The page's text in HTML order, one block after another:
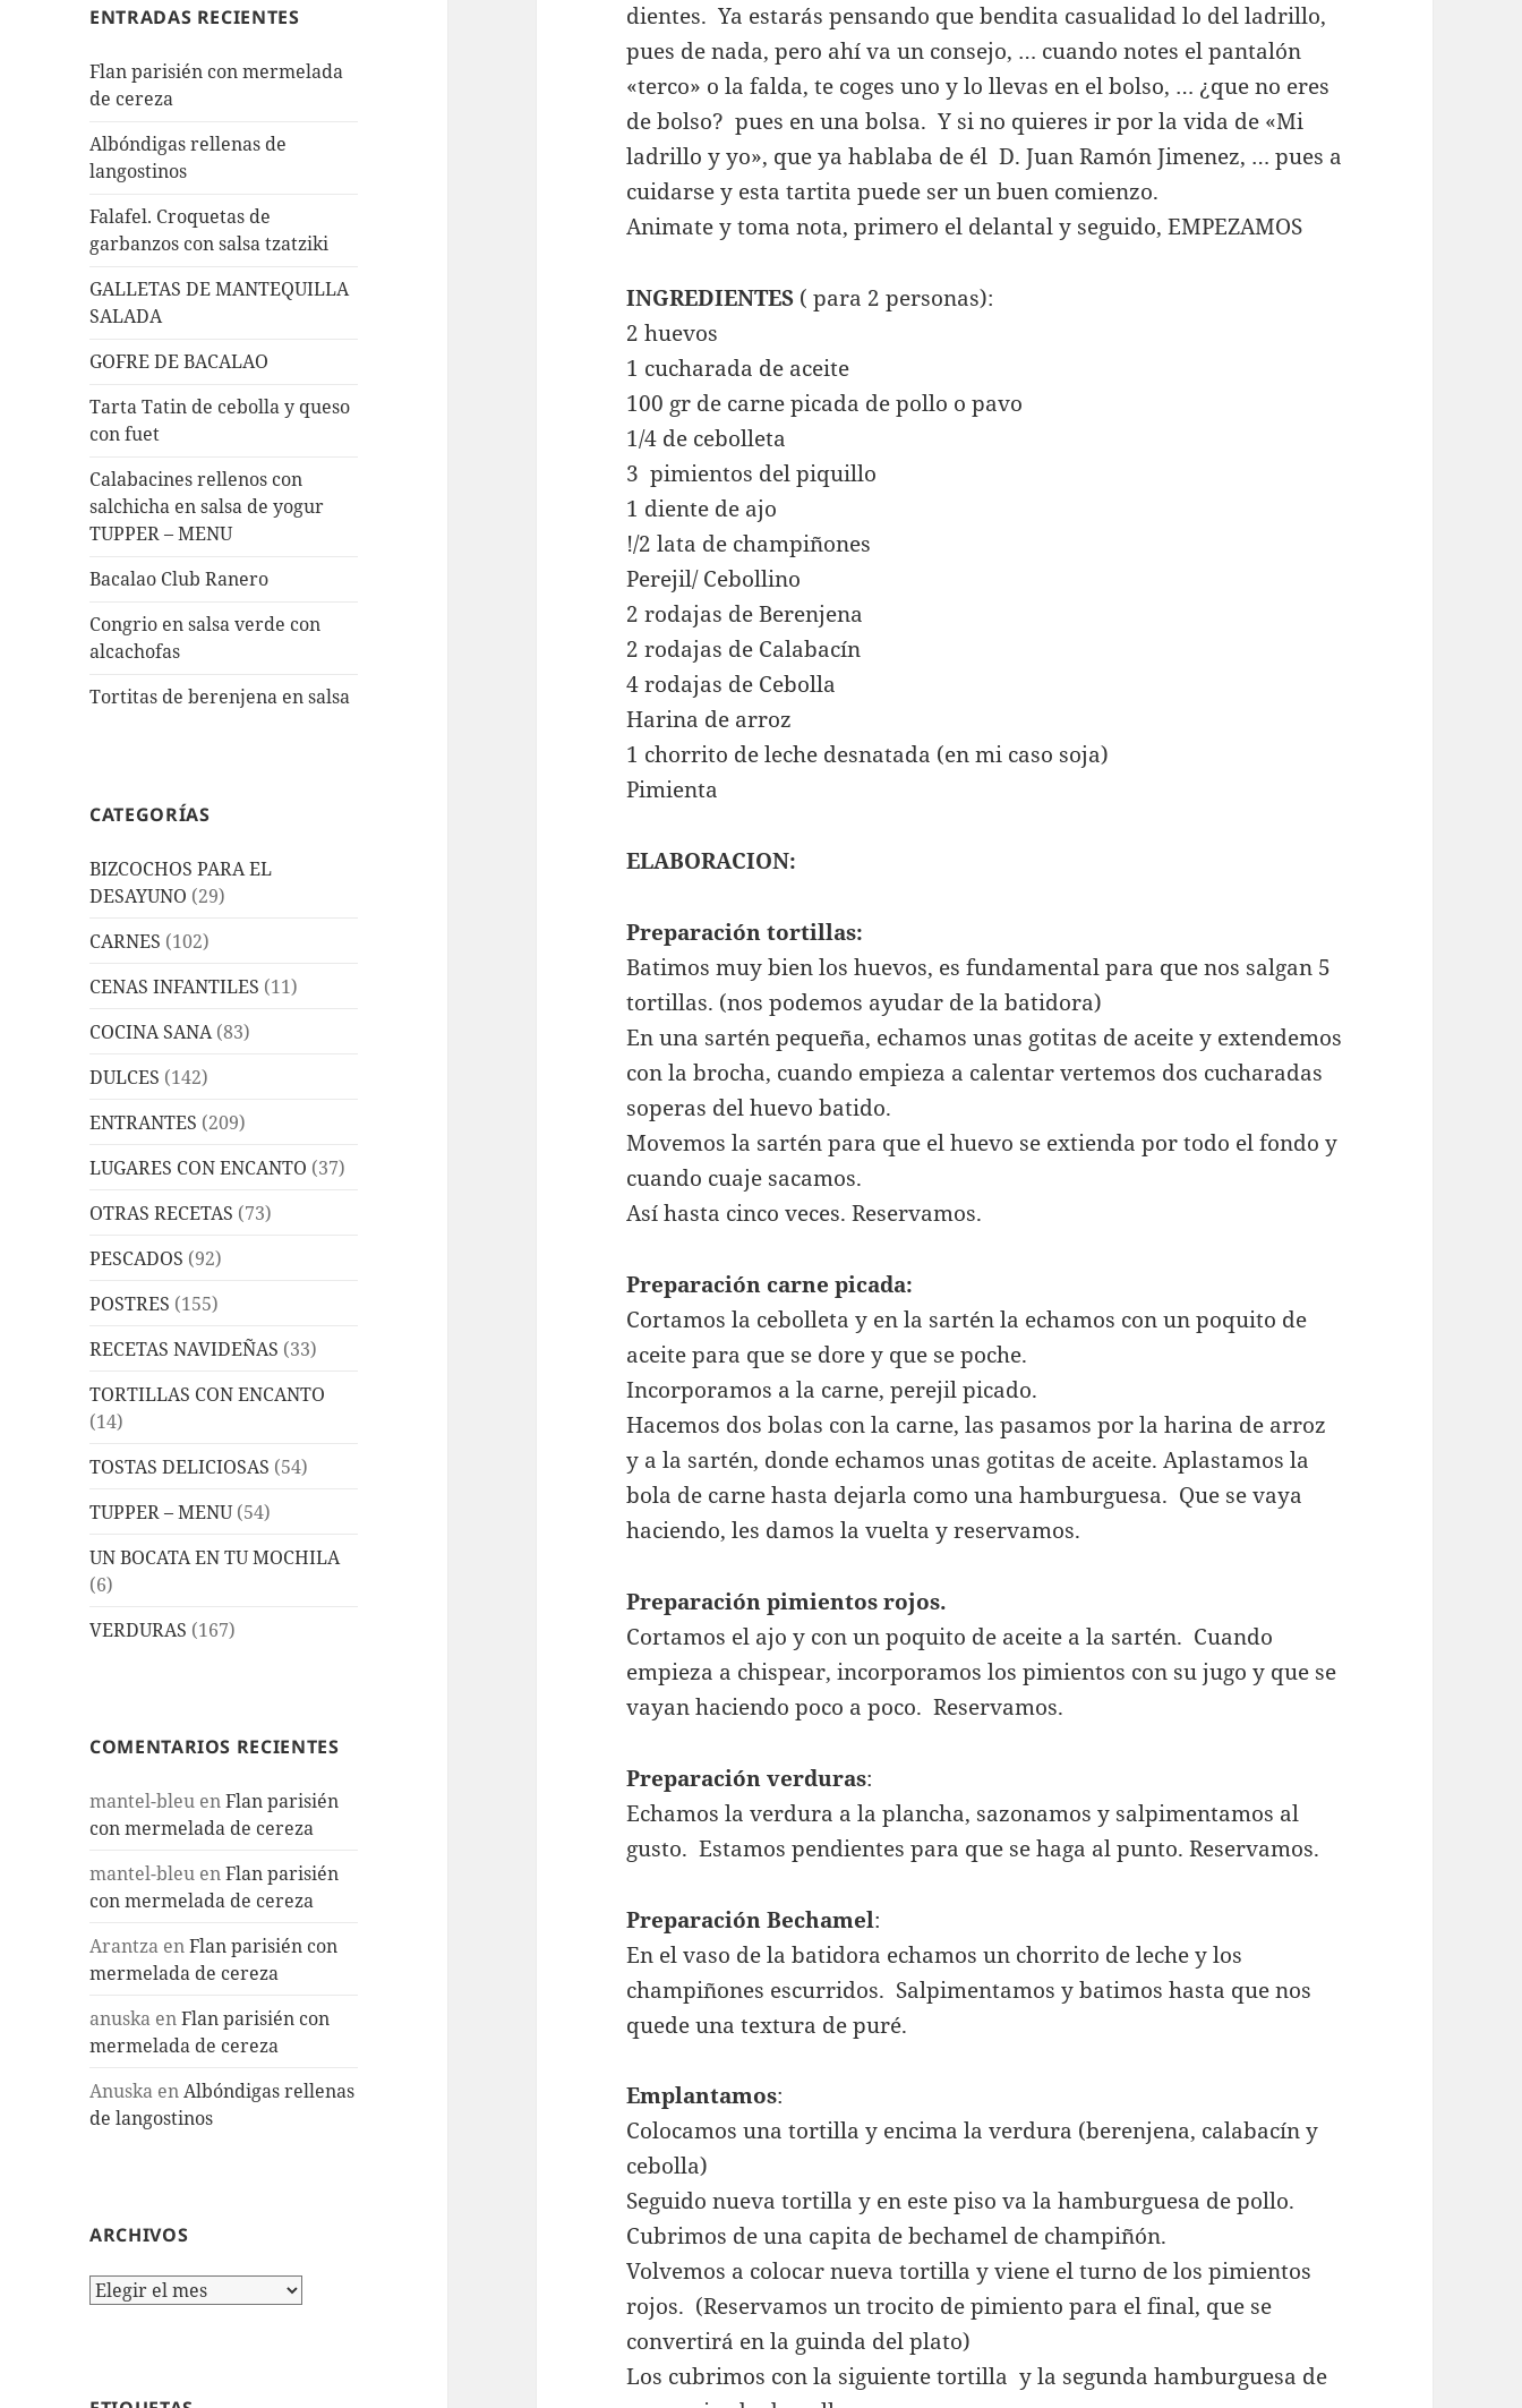
ENTRADAS RECIENTES
Flan parisién con mermelada
de cereza
Albóndigas rellenas de
langostinos
Falafel. Croquetas de
garbanzos con salsa tzatziki
GALLETAS DE MANTEQUILLA
SALADA
GOFRE DE BACALAO
Tarta Tatin de cebolla y queso
con fuet
Calabacines rellenos con
salchicha en salsa de yogur
TUPPER – MENU
Bacalao Club Ranero
Congrio en salsa verde con
alcachofas
Tortitas de berenjena en salsa
CATEGORÍAS
BIZCOCHOS PARA EL
DESAYUNO (29)
CARNES (102)
CENAS INFANTILES (11)
COCINA SANA(83)
DULCES (142)
ENTRANTES (209)
LUGARES CON ENCANTO (37)
OTRAS RECETAS (73)
PESCADOS (92)
POSTRES (155)
RECETAS NAVIDEÑAS (33)
TORTILLAS CON ENCANTO
(14)
TOSTAS DELICIOSAS (54)
TUPPER – MENU(54)
UN BOCATA EN TU MOCHILA
(6)
VERDURAS (167)
COMENTARIOS RECIENTES
mantel-bleu enFlan parisién
con mermelada de cereza
mantel-bleu enFlan parisién
con mermelada de cereza
Arantza enFlan parisién con
mermelada de cereza
anuska enFlan parisién con
mermelada de cereza
Anuska enAlbóndigas rellenas
de langostinos
ARCHIVOS
Archivos
dientes. Ya estarás pensando que bendita casualidad lo del ladrillo,
pues de nada, pero ahí va un consejo, … cuando notes el pantalón
«terco» o la falda, te coges uno y lo llevas en el bolso, … ¿que no eres
de bolso? pues en una bolsa. Y si no quieres ir por la vida de «Mi
ladrillo y yo», que ya hablaba de él D. Juan Ramón Jimenez, … pues a
cuidarse y esta tartita puede ser un buen comienzo.
Animate y toma nota, primero el delantal y seguido, EMPEZAMOS
INGREDIENTES ( para 2 personas):
2 huevos
1 cucharada de aceite
100 gr de carne picada de pollo o pavo
1/4 de cebolleta
3 pimientos del piquillo
1 diente de ajo
!/2 lata de champiñones
Perejil/ Cebollino
2 rodajas de Berenjena
2 rodajas de Calabacín
4 rodajas de Cebolla
Harina de arroz
1 chorrito de leche desnatada (en mi caso soja)
Pimienta
ELABORACION:
Preparación tortillas:
Batimos muy bien los huevos, es fundamental para que nos salgan 5
tortillas. (nos podemos ayudar de la batidora)
En una sartén pequeña, echamos unas gotitas de aceite y extendemos
con la brocha, cuando empieza a calentar vertemos dos cucharadas
soperas del huevo batido.
Movemos la sartén para que el huevo se extienda por todo el fondo y
cuando cuaje sacamos.
Así hasta cinco veces. Reservamos.
Preparación carne picada:
Cortamos la cebolleta y en la sartén la echamos con un poquito de
aceite para que se dore y que se poche.
Incorporamos a la carne, perejil picado.
Hacemos dos bolas con la carne, las pasamos por la harina de arroz
y a la sartén, donde echamos unas gotitas de aceite. Aplastamos la
bola de carne hasta dejarla como una hamburguesa. Que se vaya
haciendo, les damos la vuelta y reservamos.
Preparación pimientos rojos.
Cortamos el ajo y con un poquito de aceite a la sartén. Cuando
empieza a chispear, incorporamos los pimientos con su jugo y que se
vayan haciendo poco a poco. Reservamos.
Preparación verduras:
Echamos la verdura a la plancha, sazonamos y salpimentamos al
gusto. Estamos pendientes para que se haga al punto. Reservamos.
Preparación Bechamel:
En el vaso de la batidora echamos un chorrito de leche y los
champiñones escurridos. Salpimentamos y batimos hasta que nos
quede una textura de puré.
Emplantamos:
Colocamos una tortilla y encima la verdura (berenjena, calabacín y
cebolla)
Seguido nueva tortilla y en este piso va la hamburguesa de pollo.
Cubrimos de una capita de bechamel de champiñón.
Volvemos a colocar nueva tortilla y viene el turno de los pimientos
rojos. (Reservamos un trocito de pimiento para el final, que se
convertirá en la guinda del plato)
Los cubrimos con la siguiente tortilla y la segunda hamburguesa de